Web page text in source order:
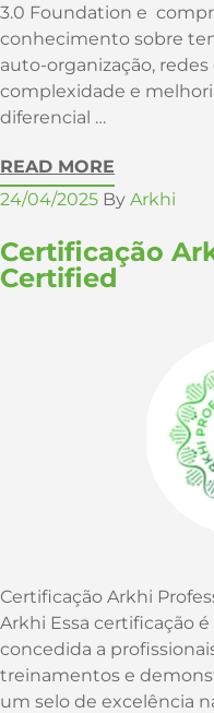
3.0 Foundation e
conhecimento sobre
auto-organização,
complexidade e
diferencial …
READ MORE
24/04/2025 By Arkhi
Certificação
Certified
Certificação Arkhi
Arkhi Essa certificação
concedida a
treinamentos e
um selo de excelência